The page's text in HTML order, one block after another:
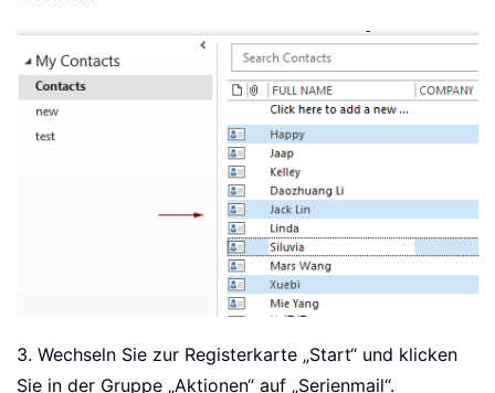
3. Wechseln Sie zur Registerkarte „Start“ und klicken
Sie in der Gruppe „Aktionen“ auf „Serienmail“.